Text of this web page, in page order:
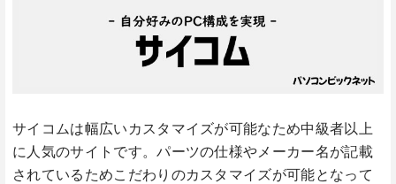
サイコムは幅広いカスタマイズが可能なため中級者以上
に人気のサイトです。パーツの仕様やメーカー名が記載
されているためこだわりのカスタマイズが可能となって